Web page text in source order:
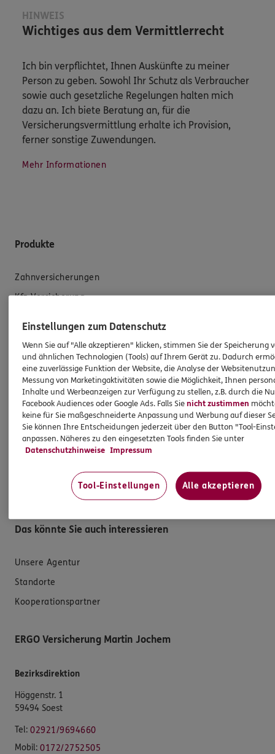
HINWEIS
Wichtiges aus dem Vermittlerrecht
Ich bin verpflichtet, Ihnen Auskünfte zu meiner
Person zu geben. Sowohl Ihr Schutz als Verbraucher
sowie auch gesetzliche Regelungen halten mich
dazu an. Ich biete Beratung an, für die
Versicherungsvermittlung erhalte ich Provision,
ferner sonstige Zuwendungen.
Mehr Informationen
Produkte
Zahnversicherungen
Kfz-Versicherung
Versicherungen für Geschäftskunden
Hilfe & Services
E-Mail schreiben
Schaden melden
EU-Offenlegungsvereinbarung
Datenverarbeitung
Das könnte Sie auch interessieren
Unsere Agentur
Standorte
Kooperationspartner
ERGO Versicherung Martin Jochem
Bezirksdirektion
Höggenstr. 1
59494 Soest
Tel: 02921/9694660
Mobil: 0172/2752505
Einstellungen zum Datenschutz
Wenn Sie auf "Alle akzeptieren" klicken, stimmen Sie der Speicherung
und ähnlichen Technologien (Tools) auf Ihrem Gerät zu. Dadurch
eine zuverlässige Funktion der Website, die Analyse der
Messung von Marketingaktivitäten sowie die Möglichkeit, Ihnen
Inhalte und Werbeanzeigen zur Verfügung zu stellen, z.B. durch die
Facebook Audiences oder Google Ads. Falls Sienicht zustimmen
keine für Sie maßgeschneiderte Anpassung und Werbung auf dieser
Sie können Ihre Entscheidungen jederzeit über den Button "Tool-
anpassen. Näheres zu den eingesetzten Tools finden Sie unter
Datenschutzhinweise Impressum
Tool-Einstellungen Alle akzeptieren